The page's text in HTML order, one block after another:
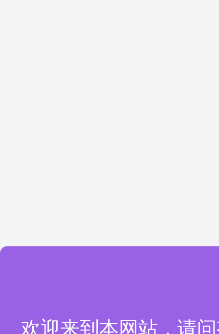
欢迎来到本网站，请